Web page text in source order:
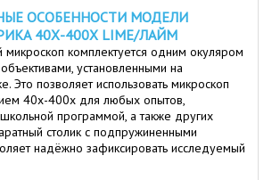
ОСОБЕННОСТИ МОДЕЛИ
40Х-400Х LIME/ЛАЙМ
микроскоп комплектуется одним окуляром
установленными на
Это позволяет использовать микроскоп
40х-400х для любых опытов,
программой, а также других
столик с подпружиненными
надёжно зафиксировать исследуемый